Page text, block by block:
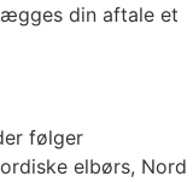
din aftale et
følger
elbørs, Nord